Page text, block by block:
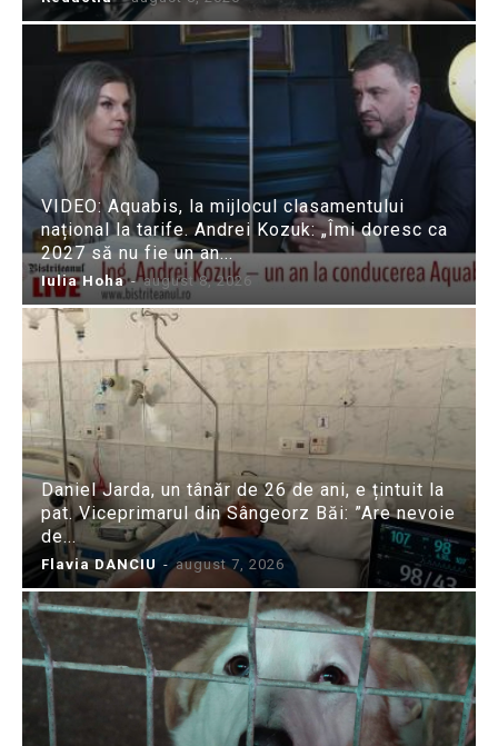
VIDEO: Aquabis, la mijlocul clasamentului
național la tarife. Andrei Kozuk: „Îmi doresc ca
2027 să nu fie un an...
Iulia Hoha - august 8, 2026
Daniel Jarda, un tânăr de 26 de ani, e țintuit la
pat. Viceprimarul din Sângeorz Băi: ”Are nevoie
de...
Flavia DANCIU - august 7, 2026